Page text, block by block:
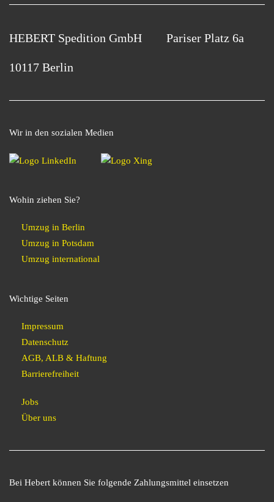
HEBERT Spedition GmbH Pariser Platz 6a
10117 Berlin
Wir in den sozialen Medien
Wohin ziehen Sie?
Umzug in Berlin
Umzug in Potsdam
Umzug international
Wichtige Seiten
Impressum
Datenschutz
AGB, ALB & Haftung
Barrierefreiheit
Jobs
Über uns
Bei Hebert können Sie folgende Zahlungsmittel einsetzen